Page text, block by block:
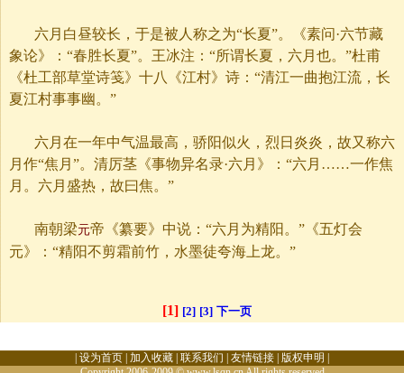
六月白昼较长，于是被人称之为“长夏”。《素问·六节藏
象论》：“春胜长夏”。王冰注：“所谓长夏，六月也。”杜甫
《杜工部草堂诗笺》十八《江村》诗：“清江一曲抱江流，长
夏江村事事幽。”
六月在一年中气温最高，骄阳似火，烈日炎炎，故又称六
月作“焦月”。清厉茎《事物异名录·六月》：“六月……一作焦
月。六月盛热，故曰焦。”
南朝梁元帝《纂要》中说：“六月为精阳。”《五灯会
元》：“精阳不剪霜前竹，水墨徒夸海上龙。”
[1] [2] [3] 下一页
设为首页 加入收藏 联系我们 友情链接 版权申明